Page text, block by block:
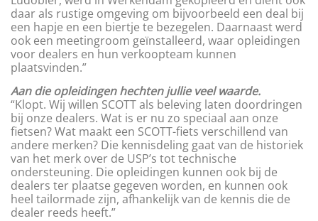
daar als rustige omgeving om bijvoorbeeld een deal bij
een hapje en een biertje te bezegelen. Daarnaast werd
ook een meetingroom geïnstalleerd, waar opleidingen
voor dealers en hun verkoopteam kunnen
plaatsvinden.”
Aan die opleidingen hechten jullie veel waarde.
“Klopt. Wij willen SCOTT als beleving laten doordringen
bij onze dealers. Wat is er nu zo speciaal aan onze
fietsen? Wat maakt een SCOTT-fiets verschillend van
andere merken? Die kennisdeling gaat van de historiek
van het merk over de USP’s tot technische
ondersteuning. Die opleidingen kunnen ook bij de
dealers ter plaatse gegeven worden, en kunnen ook
heel tailormade zijn, afhankelijk van de kennis die de
dealer reeds heeft.”